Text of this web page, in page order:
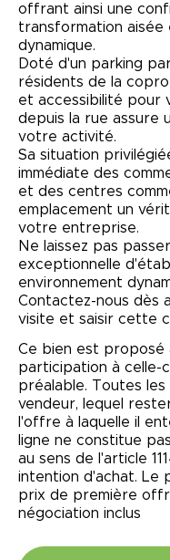
offrant ainsi une
transformation aisée
dynamique.
Doté d'un parking
résidents de la
et accessibilité pour
depuis la rue assure
votre activité.
Sa situation
immédiate des
et des centres
emplacement un
votre entreprise.
Ne laissez pas
exceptionnelle
environnement
Contactez-nous dès
visite et saisir cette
Ce bien est proposé
participation à celle-
préalable. Toutes
vendeur, lequel
l'offre à laquelle il
ligne ne constitue
au sens de l'article
intention d'achat. Le
prix de première
négociation inclus